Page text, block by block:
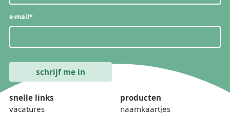
e-mail*
snelle links
vacatures
producten
naamkaartjes